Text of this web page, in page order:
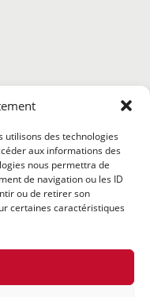
utilisons des technologies
aux informations des
nous permettra de
de navigation ou les ID
ou de retirer son
certaines caractéristiques